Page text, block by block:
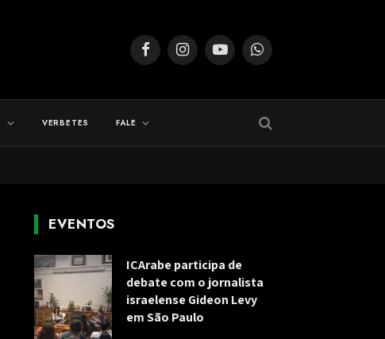
FacebookInstagramYouTubeWhatsApp
VERBETES FALE
EVENTOS
ICArabe participa de
debate com o jornalista
israelense Gideon Levy
em São Paulo